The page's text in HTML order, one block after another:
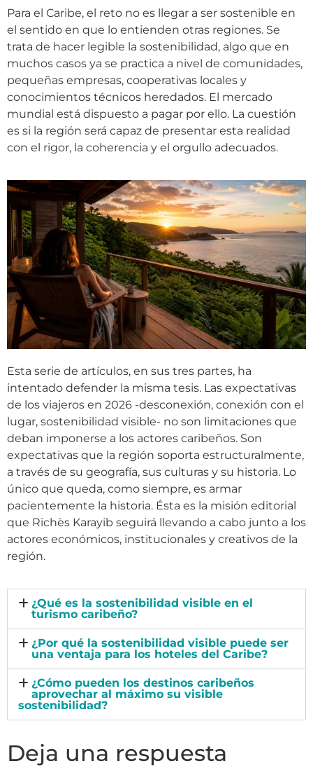
Para el Caribe, el reto no es llegar a ser sostenible en
el sentido en que lo entienden otras regiones. Se
trata de hacer legible la sostenibilidad, algo que en
muchos casos ya se practica a nivel de comunidades,
pequeñas empresas, cooperativas locales y
conocimientos técnicos heredados. El mercado
mundial está dispuesto a pagar por ello. La cuestión
es si la región será capaz de presentar esta realidad
con el rigor, la coherencia y el orgullo adecuados.
Esta serie de artículos, en sus tres partes, ha
intentado defender la misma tesis. Las expectativas
de los viajeros en 2026 -desconexión, conexión con el
lugar, sostenibilidad visible- no son limitaciones que
deban imponerse a los actores caribeños. Son
expectativas que la región soporta estructuralmente,
a través de su geografía, sus culturas y su historia. Lo
único que queda, como siempre, es armar
pacientemente la historia. Ésta es la misión editorial
que Richès Karayib seguirá llevando a cabo junto a los
actores económicos, institucionales y creativos de la
región.
¿Qué es la sostenibilidad visible en el
turismo caribeño?
¿Por qué la sostenibilidad visible puede ser
una ventaja para los hoteles del Caribe?
¿Cómo pueden los destinos caribeños
aprovechar al máximo su visible
sostenibilidad?
Deja una respuesta